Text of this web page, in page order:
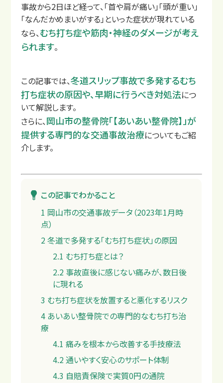
店舗一覧
事故から2日ほど経って、「首や肩が痛い」「頭が重い」
「なんだかめまいがする」といった症状が現れている
なら、むち打ち症や筋肉・神経のダメージが考え
られます。
この記事では、冬道スリップ事故で多発するむち
打ち症状の原因や、早期に行うべき対処法につ
いて解説します。
さらに、岡山市の整骨院「【あいあい整骨院】」が
提供する専門的な交通事故治療についてもご紹
介します。
この記事でわかること
1 岡山市の交通事故データ（2023年1月時
点）
2冬道で多発する「むち打ち症状」の原因
2.1 むち打ち症とは？
2.2 事故直後に感じない痛みが、数日後
に現れる
3 むち打ち症状を放置すると悪化するリスク
4 あいあい整骨院での専門的なむち打ち治
療
4.1 痛みを根本から改善する手技療法
4.2通いやすく安心のサポート体制
4.3 自賠責保険で実質0円の通院